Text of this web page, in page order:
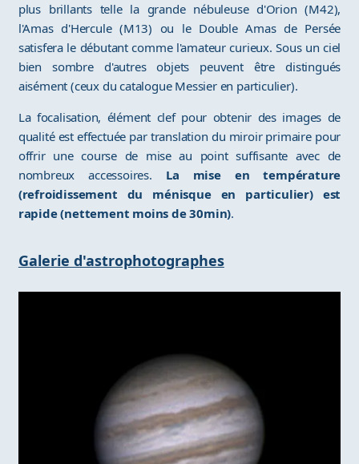
plus brillants telle la grande nébuleuse d'Orion (M42),
l'Amas d'Hercule (M13) ou le Double Amas de Persée
satisfera le débutant comme l'amateur curieux. Sous un ciel
bien sombre d'autres objets peuvent être distingués
aisément (ceux du catalogue Messier en particulier).
La focalisation, élément clef pour obtenir des images de
qualité est effectuée par translation du miroir primaire pour
offrir une course de mise au point suffisante avec de
nombreux accessoires. La mise en température
(refroidissement du ménisque en particulier) est
rapide (nettement moins de 30min).
Galerie d'astrophotographes